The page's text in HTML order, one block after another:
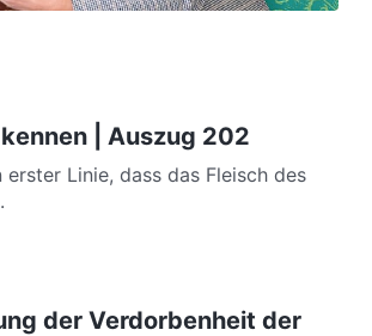
| Auszug 202
Linie, dass das Fleisch des
der Verdorbenheit der